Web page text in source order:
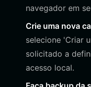
navegador em
Crie uma nova
selecione 'Criar
solicitado a
acesso local.